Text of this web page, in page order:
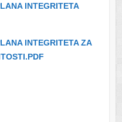
INTEGRITETA
INTEGRITETA ZA